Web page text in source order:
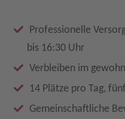
Professionelle
bis 16:30 Uhr
Verbleiben im
14 Plätze pro Tag,
Gemeinschaftliche